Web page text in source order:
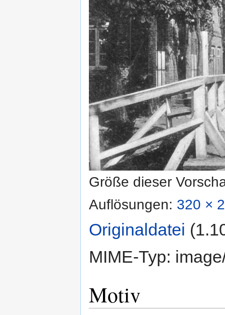
Größe dieser
Auflösungen: 320 ×
Originaldatei
MIME-Typ:
Motiv